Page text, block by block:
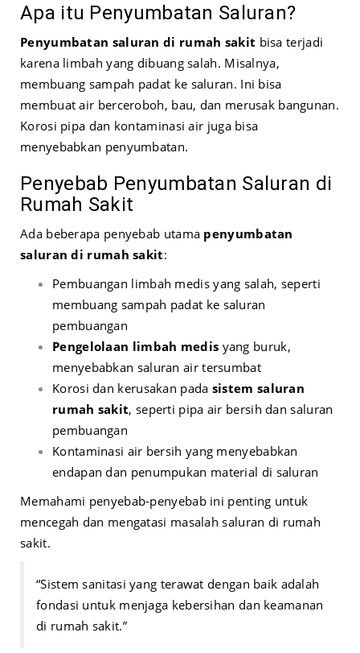
Apa itu Penyumbatan Saluran?
Penyumbatan saluran di rumah sakit bisa terjadi
karena limbah yang dibuang salah. Misalnya,
membuang sampah padat ke saluran. Ini bisa
membuat air berceroboh, bau, dan merusak bangunan.
Korosi pipa dan kontaminasi air juga bisa
menyebabkan penyumbatan.
Penyebab Penyumbatan Saluran di
Rumah Sakit
Ada beberapa penyebab utama penyumbatan
saluran di rumah sakit:
Pembuangan limbah medis yang salah, seperti
membuang sampah padat ke saluran
pembuangan
Pengelolaan limbah medis yang buruk,
menyebabkan saluran air tersumbat
Korosi dan kerusakan pada sistem saluran
rumah sakit, seperti pipa air bersih dan saluran
pembuangan
Kontaminasi air bersih yang menyebabkan
endapan dan penumpukan material di saluran
Memahami penyebab-penyebab ini penting untuk
mencegah dan mengatasi masalah saluran di rumah
sakit.
“Sistem sanitasi yang terawat dengan baik adalah
fondasi untuk menjaga kebersihan dan keamanan
di rumah sakit.”